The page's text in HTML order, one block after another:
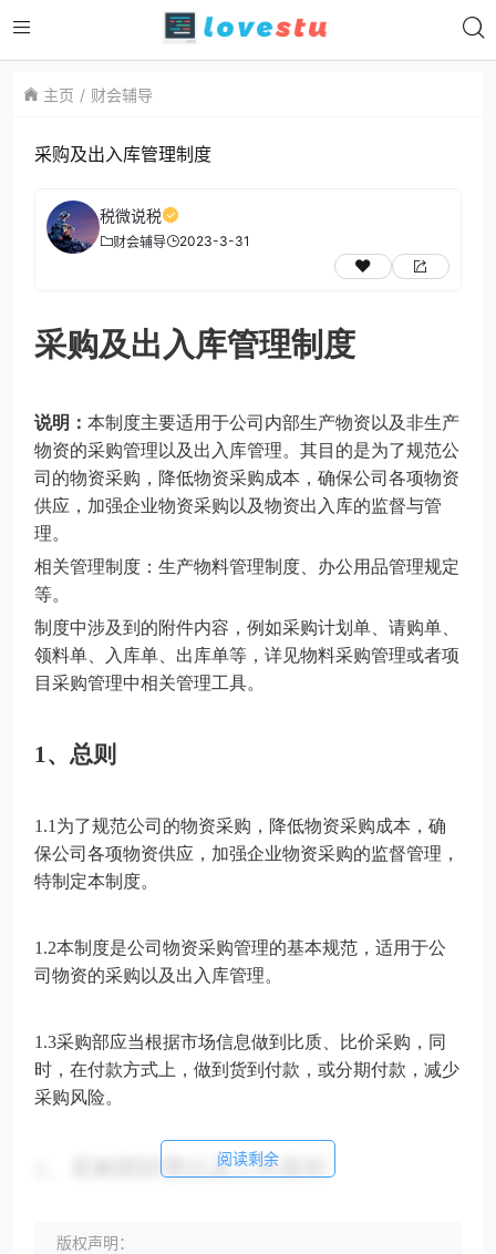
主页 财会辅导
采购及出入库管理制度
税微说税
财会辅导 2023-3-31
采购及出入库管理制度
说明： 本制度主要适用于公司内部生产物资以及非生产
物资的采购管理以及出入库管理。其目的是为了规范公
司的物资采购，降低物资采购成本，确保公司各项物资
供应，加强企业物资采购以及物资出入库的监督与管
理。
相关管理制度：生产物料管理制度、办公用品管理规定
等。
制度中涉及到的附件内容，例如采购计划单、请购单、
领料单、入库单、出库单等，详见物料采购管理或者项
目采购管理中相关管理工具。
1、总则
1.1为了规范公司的物资采购，降低物资采购成本，确
保公司各项物资供应，加强企业物资采购的监督管理，
特制定本制度。
1.2本制度是公司物资采购管理的基本规范，适用于公
司物资的采购以及出入库管理。
1.3采购部应当根据市场信息做到比质、比价采购，同
时，在付款方式上，做到货到付款，或分期付款，减少
采购风险。
2、采购部职责以及工作原则
2.1采购部岗位职责
阅读剩余
版权声明：